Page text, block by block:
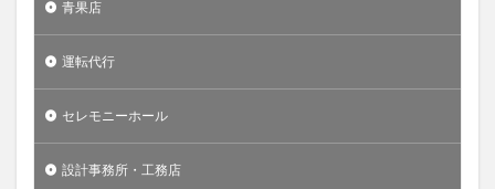
青果店
運転代行
セレモニーホール
設計事務所・工務店